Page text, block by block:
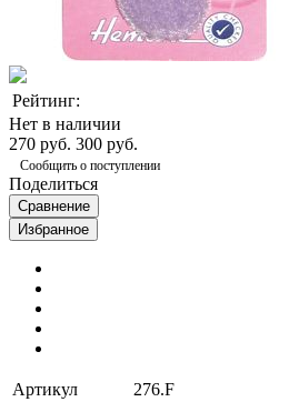
Рейтинг:
Нет в наличии
270 руб. 300 руб.
Сообщить о поступлении
Поделиться
Сравнение
Избранное
Артикул
276.F